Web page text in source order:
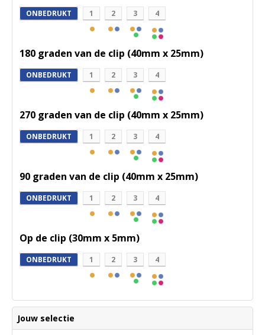
ONBEDRUKT 1 2 3 4
180 graden van de clip (40mm x 25mm)
ONBEDRUKT 1 2 3 4
270 graden van de clip (40mm x 25mm)
ONBEDRUKT 1 2 3 4
90 graden van de clip (40mm x 25mm)
ONBEDRUKT 1 2 3 4
Op de clip (30mm x 5mm)
ONBEDRUKT 1 2 3 4
Jouw selectie